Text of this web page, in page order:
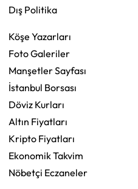
Dış Politika
Köşe Yazarları
Foto Galeriler
Manşetler Sayfası
İstanbul Borsası
Döviz Kurları
Altın Fiyatları
Kripto Fiyatları
Ekonomik Takvim
Nöbetçi Eczaneler